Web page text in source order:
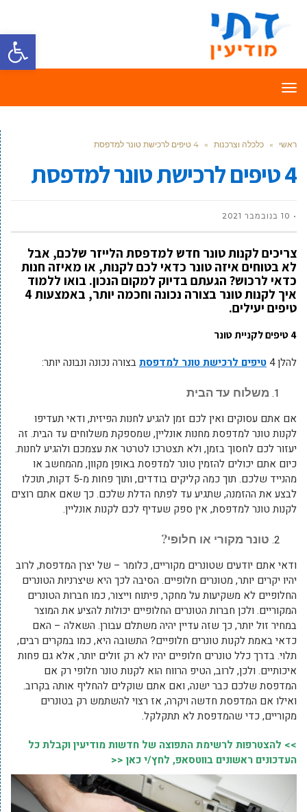
פתח
תפריט
ראשי » כלכלה וצרכנות » 4 טיפים לרכישת טונר למדפסת
4 טיפים לרכישת טונר למדפסת
10 בנובמבר 2021
צריכים לקנות טונר חדש למדפסת הלייזר שלכם, אבל
לא בטוחים איזה טונר כדאי לכם לקנות, או מאיזה חנות
כדאי לרכוש? הגעתם בדיוק למקום הנכון. בואו ללמוד
איך לקנות טונר בצורה נכונה וחכמה יותר, באמצעות 4
טיפים יעילים.
4 טיפים לקניית טונר
להלן 4 טיפים לרכישת טונר למדפסתבצורה נכונה ונבונה יותר:
משלוח עד הבית
אם אתם עסוקים ואין לכם זמן להגיע לחנות הפיזית, ודאי תעדיפו
לקנות טונר למדפסת מחנות אונליין, שמספקת משלוחים עד הבית. זה
יעזור לכם לחסוך בזמן, ולא תצטרכו לטרטר את עצמכם ולהגיע לחנות.
כיום אתם יכולים להזמין טונר למדפסת באופן מקוון, מהמחשב או
מהנייד שלכם. תוך כמה קליקים בודדים, ותוך פחות מ-5 דקות, תוכלו
לבצע את ההזמנה, שתגיע עד לפתח הדלת שלכם. כך שאם אתם רוצים
לקנות טונר למדפסת, אין ספק שעדיף לכם לקנות אונליין.
טונר מקורי או חלופי?
ודאי אתם יודעים שטונרים מקוריים, כלומר – של יצרן המדפסת, לרוב
יהיו יקרים יותר, מטונרים חלופיים. הסיבה לכך היא שיצרניות הטונרים
החלופיים לא משקיעות על מחקר, פיתוח וייצור, כמו חברות הטונרים
המקוריים. ולכן חברות הטונרים החלופיים יכולות להציע את המוצר
במחיר זול יותר, כך שזה עדיין יהיה משתלם עבורן. השאלה – האם
כדאי באמת לקנות טונרים חלופיים? התשובה היא, כמו במקרים רבים,
תלוי. בדרך כלל טונרים חלופיים יהיו לא רק זולים יותר, אלא גם פחות
איכותיים. ולכן, לרוב, הטיפ הרווח הוא לקנות טונר חלופי רק אם
המדפסת שלכם כבר ישנה, ואם אתם שוקלים להחליף אותה בקרוב.
ואילו אם המדפסת חדשה ויקרה, אז רצוי להשתמש רק בטונרים
מקוריים, כדי שהמדפסת לא תתקלקל.
>> להצטרפות לרשימת התפוצה של חדשות מודיעין וקבלת כל
העדכונים ראשונים בווטסאפ, לחץ/י כאן <<